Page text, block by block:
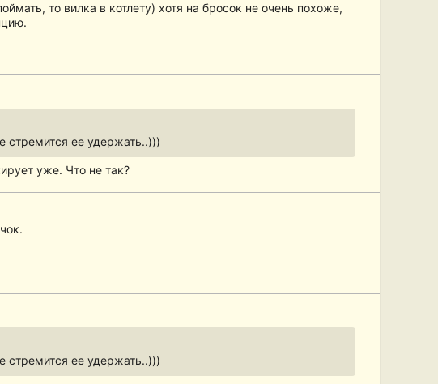
то вилка в котлету) хотя на бросок не очень похоже,
стремится ее удержать..)))
уже. Что не так?
стремится ее удержать..)))